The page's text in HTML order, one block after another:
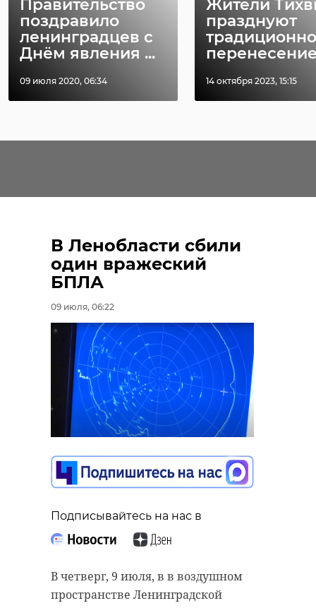
Правительство
поздравило
ленинградцев с
Днём явления ...
09 июля 2020, 06:34
Жители
празднуют
14 октября 2023, 15:15
В Ленобласти сбили
один вражеский
БПЛА
09 июля, 06:22
Подписывайтесь на нас в
В четверг, 9 июля, в в воздушном
пространстве Ленинградской